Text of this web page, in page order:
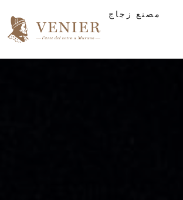
مصنع زجاج